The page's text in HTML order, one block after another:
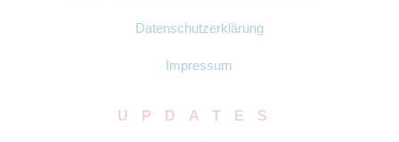
Datenschutzerklärung
Impressum
UPDATES